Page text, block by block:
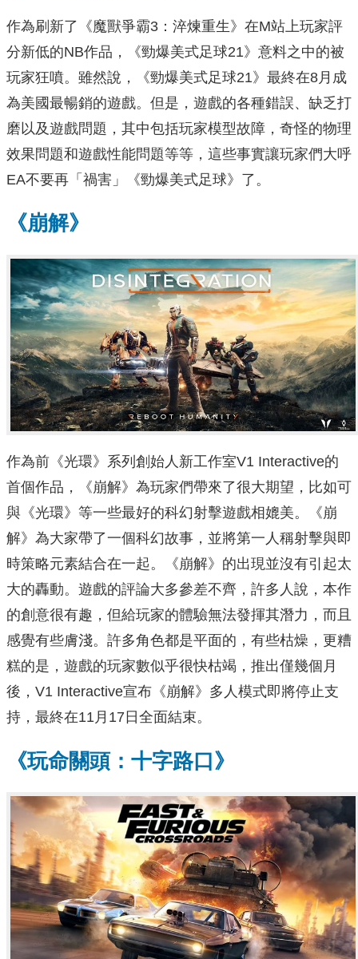
作為刷新了《魔獸爭霸3：淬煉重生》在M站上玩家評
分新低的NB作品，《勁爆美式足球21》意料之中的被
玩家狂噴。雖然說，《勁爆美式足球21》最終在8月成
為美國最暢銷的遊戲。但是，遊戲的各種錯誤、缺乏打
磨以及遊戲問題，其中包括玩家模型故障，奇怪的物理
效果問題和遊戲性能問題等等，這些事實讓玩家們大呼
EA不要再「禍害」《勁爆美式足球》了。
《崩解》
作為前《光環》系列創始人新工作室V1 Interactive的
首個作品，《崩解》為玩家們帶來了很大期望，比如可
與《光環》等一些最好的科幻射擊遊戲相媲美。《崩
解》為大家帶了一個科幻故事，並將第一人稱射擊與即
時策略元素結合在一起。《崩解》的出現並沒有引起太
大的轟動。遊戲的評論大多參差不齊，許多人說，本作
的創意很有趣，但給玩家的體驗無法發揮其潛力，而且
感覺有些膚淺。許多角色都是平面的，有些枯燥，更糟
糕的是，遊戲的玩家數似乎很快枯竭，推出僅幾個月
後，V1 Interactive宣布《崩解》多人模式即將停止支
持，最終在11月17日全面結束。
《玩命關頭：十字路口》